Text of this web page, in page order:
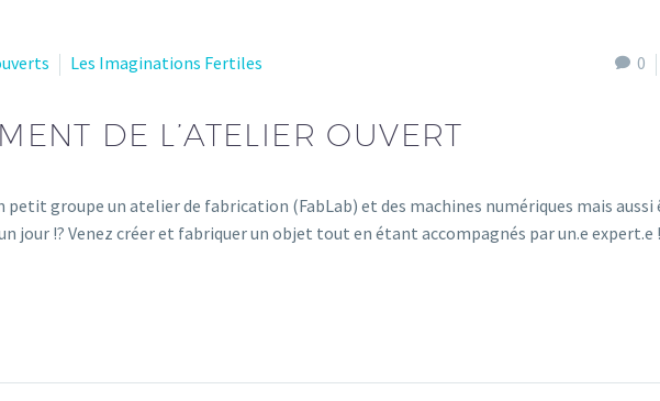
0
Les Imaginations Fertiles
DE L’ATELIER OUVERT
petit groupe un atelier de fabrication (FabLab) et des machines numériques mais aussi
jour !? Venez créer et fabriquer un objet tout en étant accompagnés par un.e expert.e !